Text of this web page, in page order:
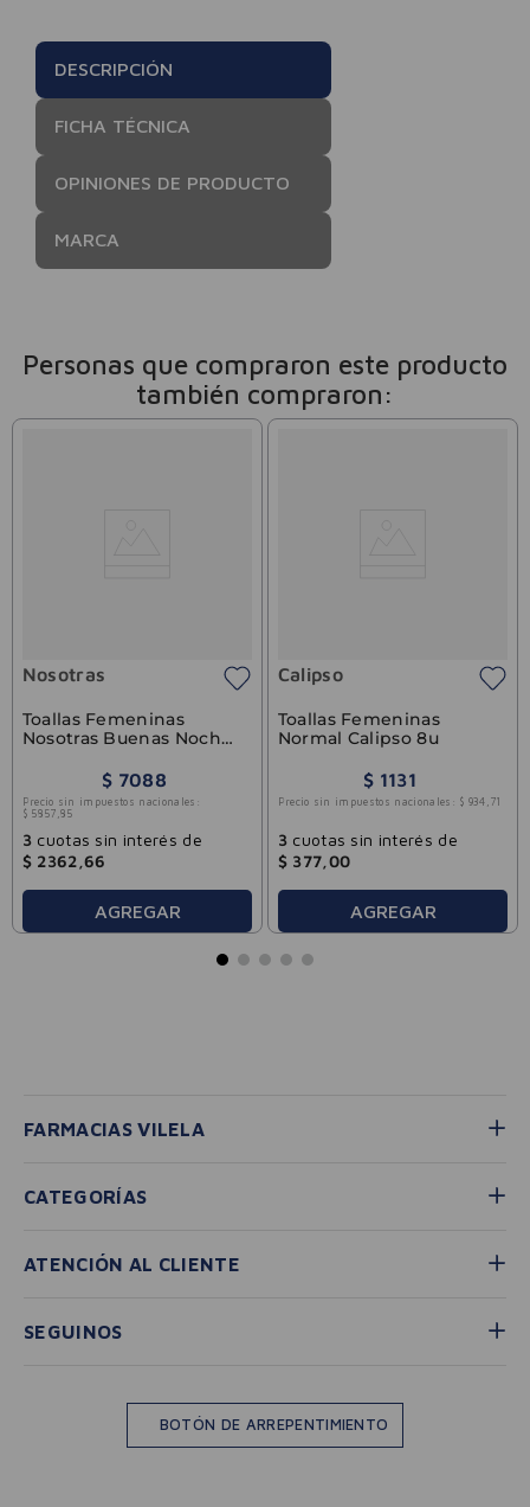
DESCRIPCIÓN
FICHA TÉCNICA
OPINIONES DE PRODUCTO
MARCA
Personas que compraron este producto
también compraron:
Nosotras
Toallas Femeninas
Nosotras Buenas Noches
$ 7088
Precio sin impuestos nacionales:
$ 5857 85
3cuotas sin interés de
$ 2362 66
AGREGAR
Calipso
Toallas Femeninas
Normal Calipso 8u
$ 1131
Precio sin impuestos nacionales: $ 934 71
3cuotas sin interés de
$ 377 00
AGREGAR
FARMACIAS VILELA
CATEGORÍAS
ATENCIÓN AL CLIENTE
SEGUINOS
BOTÓN DE ARREPENTIMIENTO